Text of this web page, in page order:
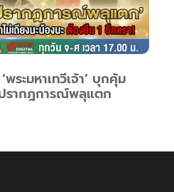
ระมหาเทวีเจ้า’ บุกคุ้ม
รากฎการณ์พลุแตก